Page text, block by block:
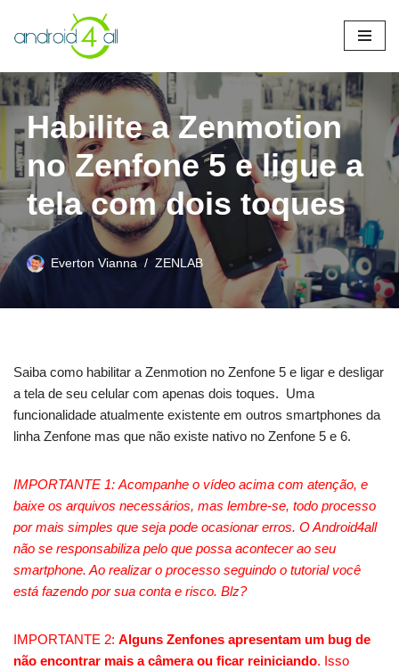
Pular
para
o
conteúdo
Habilite a Zenmotion
no Zenfone 5 e ligue a
tela com dois toques
Everton Vianna ZENLAB
Saiba como habilitar a Zenmotion no Zenfone 5 e ligar e desligar
a tela de seu celular com apenas dois toques. Uma
funcionalidade atualmente existente em outros smartphones da
linha Zenfone mas que não existe nativo no Zenfone 5 e 6.
IMPORTANTE 1: Acompanhe o vídeo acima com atenção, e
baixe os arquivos necessários, mas lembre-se, todo processo
por mais simples que seja pode ocasionar erros. O Android4all
não se responsabiliza pelo que possa acontecer ao seu
smartphone. Ao realizar o processo seguindo o tutorial você
está fazendo por sua conta e risco. Blz?
IMPORTANTE 2: Alguns Zenfones apresentam um bug de
não encontrar mais a câmera ou ficar reiniciando. Isso